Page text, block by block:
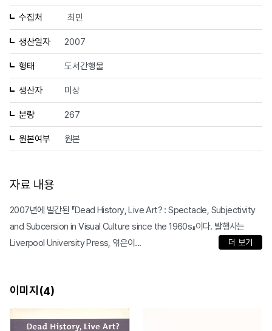
수집처 최민
생산일자 2007
형태 도서간행물
생산자 미상
분량 267
원본여부 원본
자료 내용
2007년에 발간된 『Dead History, Live Art? : Spectacle, Subjectivity
and Subcersion in Visual Culture since the 1960s』이다. 발행사는
Liverpool University Press, 엮은이...
더 보기
이미지(4)